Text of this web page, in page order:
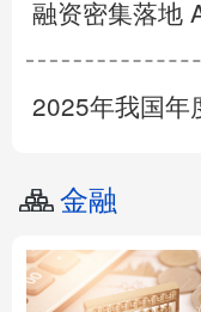
融资密集落地
2025年我国年
金融